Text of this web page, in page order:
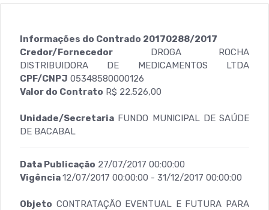
Informações do Contrado 20170288/2017
Credor/Fornecedor DROGA ROCHA
DISTRIBUIDORA DE MEDICAMENTOS LTDA
CPF/CNPJ 05348580000126
Valor do Contrato R$ 22.526,00
Unidade/Secretaria FUNDO MUNICIPAL DE SAÚDE
DE BACABAL
Data Publicação 27/07/2017 00:00:00
Vigência12/07/2017 00:00:00 - 31/12/2017 00:00:00
Objeto CONTRATAÇÃO EVENTUAL E FUTURA PARA